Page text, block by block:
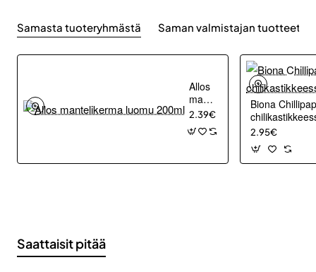
Samasta tuoteryhmästä Saman valmistajan tuotteet
Allos
mantelikerma
luomu
200ml
2.39€
Biona
2.95€
Saattaisit pitää